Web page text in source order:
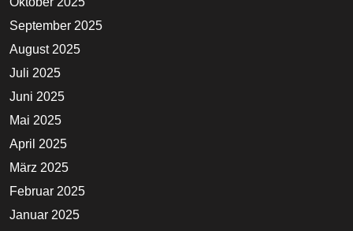
September 2025
August 2025
Juli 2025
Juni 2025
Mai 2025
April 2025
März 2025
Februar 2025
Januar 2025